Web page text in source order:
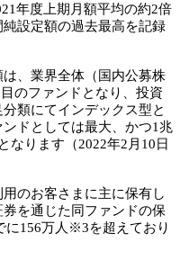
年度上期月額平均の約2倍
設定額の過去最高を記録
、業界全体（国内公募株
のファンドとなり、投資
類にてインデックス型と
ドとしては最大、かつ1兆
なります（2022年2月10日
のお客さまに主に保有し
を通じた同ファンドの保
に156万人※3を超えており